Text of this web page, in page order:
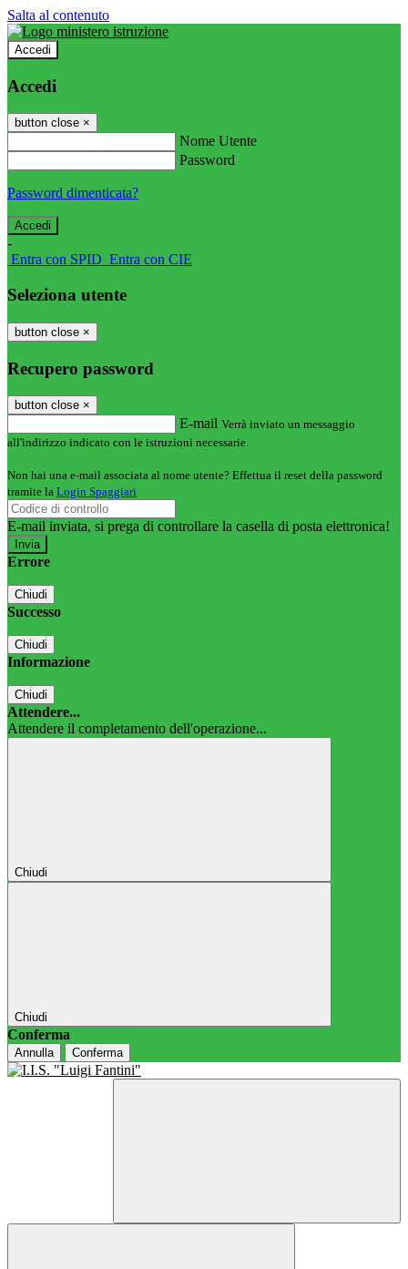
Salta al contenuto
Accedi
Accedi
button close ×
Nome Utente
Password
Password dimenticata?
-
Entra con SPID Entra con CIE
Seleziona utente
button close ×
Recupero password
button close ×
E-mail Verrà inviato un messaggio
all'indirizzo indicato con le istruzioni necessarie.
Non hai una e-mail associata al nome utente? Effettua il reset della password
tramite la Login Spaggiari
E-mail inviata, si prega di controllare la casella di posta elettronica!
Errore
Chiudi
Successo
Chiudi
Informazione
Chiudi
Attendere...
Attendere il completamento dell'operazione...
Chiudi
Chiudi
Conferma
Annulla Conferma